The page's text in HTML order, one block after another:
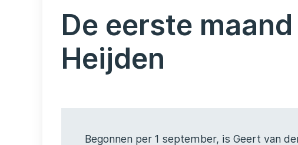
De eerste
Heijden
Begonnen per 1 september, is Geert van